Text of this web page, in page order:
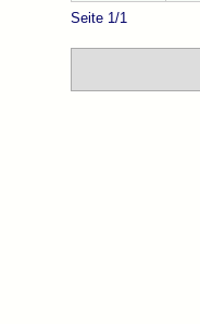
Seite 1/1